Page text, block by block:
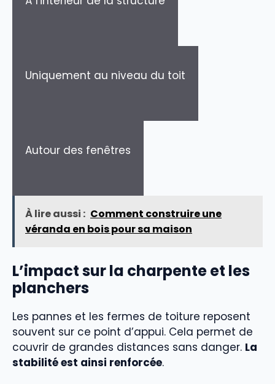
Uniquement au niveau du toit
Autour des fenêtres
À lire aussi : Comment construire une
véranda en bois pour sa maison
L’impact sur la charpente et les
planchers
Les pannes et les fermes de toiture reposent
souvent sur ce point d’appui. Cela permet de
couvrir de grandes distances sans danger. La
stabilité est ainsi renforcée.